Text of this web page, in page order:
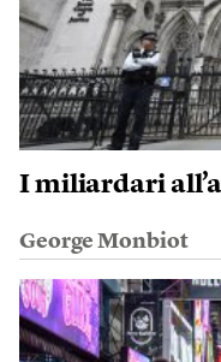
I miliardari
George Monbiot